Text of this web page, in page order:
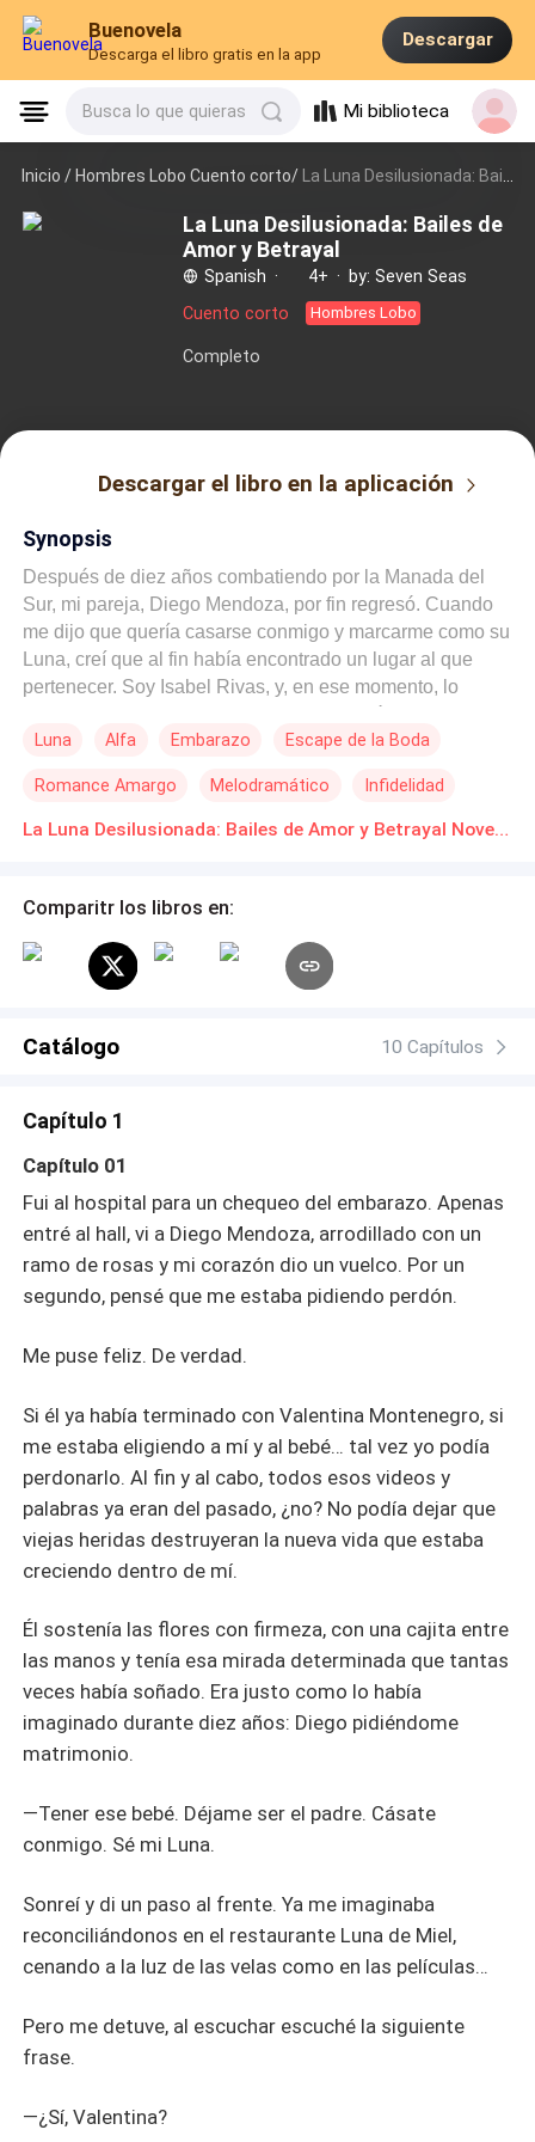
Buenovela
Descarga el libro gratis en la app
Descargar
Busca lo que quieras Mi biblioteca
Inicio /Hombres Lobo Cuento corto/ La Luna Desilusionada: Bailes de Amor y Betrayal
La Luna Desilusionada: Bailes de
Amor y Betrayal
Spanish · 4+ ·
by: Seven Seas
Cuento corto
Hombres Lobo
Completo
Descargar el libro en la aplicación
Synopsis
Después de diez años combatiendo por la Manada del
Sur, mi pareja, Diego Mendoza, por fin regresó. Cuando
me dijo que quería casarse conmigo y marcarme como su
Luna, creí que al fin había encontrado un lugar al que
pertenecer. Soy Isabel Rivas, y, en ese momento, lo
embarazada. Un día, sin querer, descubrí en su
suyos con Valentina Montenegro, mi mejor amiga desde
la infancia. Y no solo eso... también encontré un diario
había bloqueado, Diego seguía enviándole mensajes de
llamándola el amor de su vida. El golpe final llegó el día
de mi control prenatal. Estando en la sala de espera del
lunar de los Mendoza, suplicándole a Valentina: —
crecer sin un padre. Si me lo permites, te marcaré ahora
mismo y te convertiré en mi Luna. Sin dudarlo, me
levanté, fui a la consulta y pedí que me practicaran un
aborto. Me fui sola. Sin mirar atrás. Ni una lágrima. Jamás
pensé que él abandonaría a Valentina y al bebé… Y que,
días después, como un lobo fuera de control, comenzaría
a buscarme desesperadamente.
Luna Alfa Embarazo Escape de la Boda
Romance Amargo Melodramático Infidelidad
La Luna Desilusionada: Bailes de Amor y Betrayal Novelas Online Descarga gratuita de PDF
Comparitr los libros en:
Catálogo 10 Capítulos
Capítulo 1
Capítulo 01
Fui al hospital para un chequeo del embarazo. Apenas
entré al hall, vi a Diego Mendoza, arrodillado con un
ramo de rosas y mi corazón dio un vuelco. Por un
segundo, pensé que me estaba pidiendo perdón.
Me puse feliz. De verdad.
Si él ya había terminado con Valentina Montenegro, si
me estaba eligiendo a mí y al bebé… tal vez yo podía
perdonarlo. Al fin y al cabo, todos esos videos y
palabras ya eran del pasado, ¿no? No podía dejar que
viejas heridas destruyeran la nueva vida que estaba
creciendo dentro de mí.
Él sostenía las flores con firmeza, con una cajita entre
las manos y tenía esa mirada determinada que tantas
veces había soñado. Era justo como lo había
imaginado durante diez años: Diego pidiéndome
matrimonio.
—Tener ese bebé. Déjame ser el padre. Cásate
conmigo. Sé mi Luna.
Sonreí y di un paso al frente. Ya me imaginaba
reconciliándonos en el restaurante Luna de Miel,
cenando a la luz de las velas como en las películas…
Pero me detuve, al escuchar escuché la siguiente
frase.
—¿Sí, Valentina?